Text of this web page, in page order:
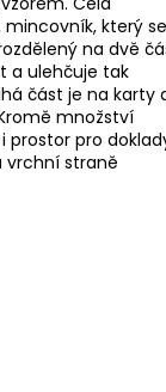
který se
na dvě
a ulehčuje tak
část je na karty
množství
prostor pro
vrchní straně